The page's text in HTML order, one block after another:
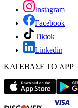
Instagram
Facebook
Tiktok
Linkedin
ΚΑΤΕΒΑΣΕ ΤΟ APP